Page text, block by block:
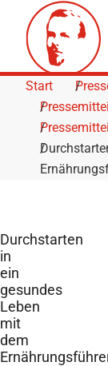
Skip to Content
Start
Durchstarten
in
ein
gesundes
Leben
mit
dem